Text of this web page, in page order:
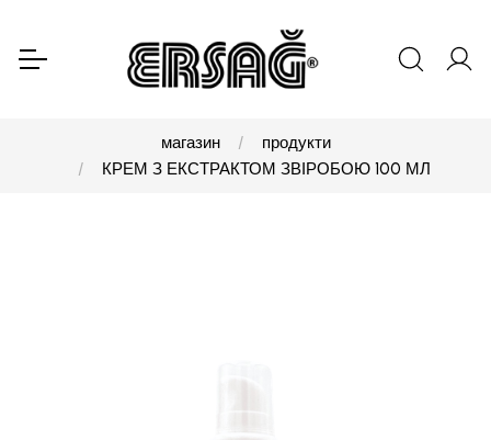
магазин
продукти
КРЕМ З ЕКСТРАКТОМ ЗВІРОБОЮ 100 МЛ